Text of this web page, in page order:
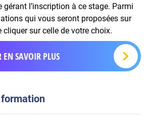
gérant l’inscription à ce stage. Parmi
qui vous seront proposées sur
cliquer sur celle de votre choix.
EN SAVOIR PLUS